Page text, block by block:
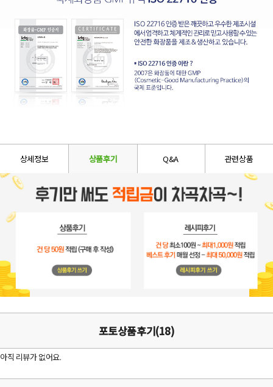
상세정보 상품후기 Q&A 관련상품
포토상품후기(18)
아직 리뷰가 없어요.